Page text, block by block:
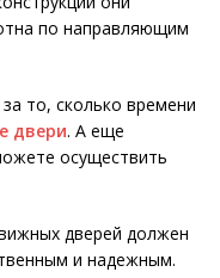
по направляющим
то, сколько времени
двери. А еще
осуществить
дверей должен
и надежным.